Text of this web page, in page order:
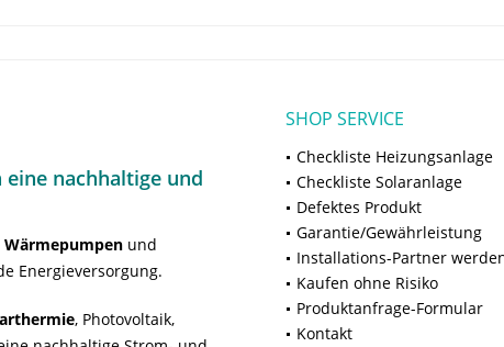
nachhaltige und
Wärmepumpen und
Energieversorgung.
, Photovoltaik,
SHOP SERVICE
Checkliste Heizungsanlage
Checkliste Solaranlage
Defektes Produkt
Garantie/Gewährleistung
Installations-Partner
Kaufen ohne Risiko
Produktanfrage-Formular
Kontakt